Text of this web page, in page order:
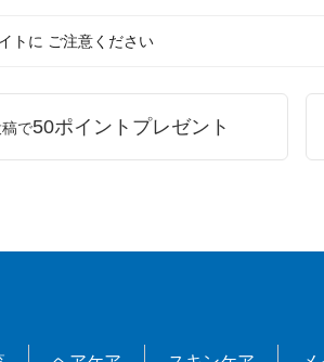
トに ご注意ください
で50ポイントプレゼント